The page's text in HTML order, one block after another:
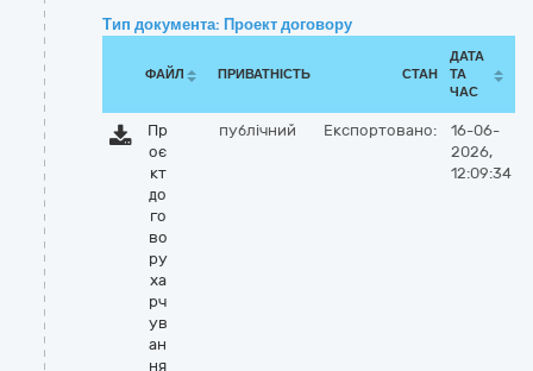
Тип документа: Проект договору
ФАЙЛ ПРИВАТНІСТЬ СТАН
ДАТА
ТА
ЧАС
Пр
оє
кт
до
го
во
ру
ха
рч
ув
ан
ня
публічний Експортовано:
16-06-
2026,
12:09:34